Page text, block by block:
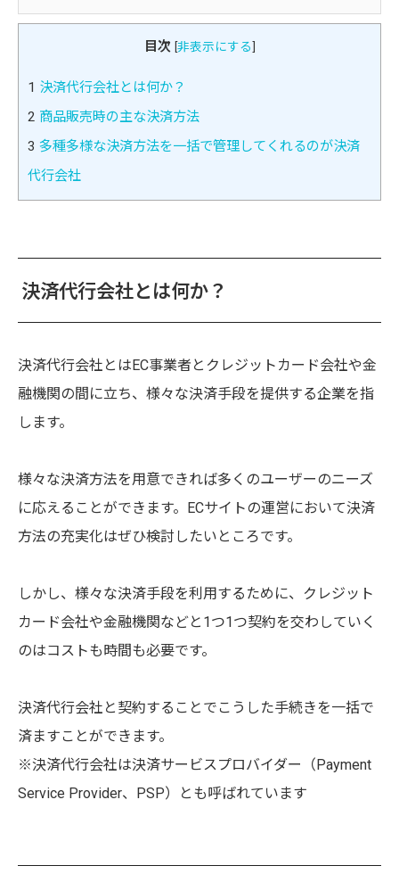
目次 [非表示にする]
1 決済代行会社とは何か？
2 商品販売時の主な決済方法
3 多種多様な決済方法を一括で管理してくれるのが決済
代行会社
決済代行会社とは何か？
決済代行会社とはEC事業者とクレジットカード会社や金
融機関の間に立ち、様々な決済手段を提供する企業を指
します。
様々な決済方法を用意できれば多くのユーザーのニーズ
に応えることができます。ECサイトの運営において決済
方法の充実化はぜひ検討したいところです。
しかし、様々な決済手段を利用するために、クレジット
カード会社や金融機関などと1つ1つ契約を交わしていく
のはコストも時間も必要です。
決済代行会社と契約することでこうした手続きを一括で
済ますことができます。
※決済代行会社は決済サービスプロバイダー（Payment
Service Provider、PSP）とも呼ばれています